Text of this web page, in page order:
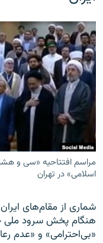
مراسم افتتاحیه «سی و
اسلامی» در تهران
شماری از مقام‌های
هنگام پخش سرود ملی
«بی‌احترامی» و «عدم